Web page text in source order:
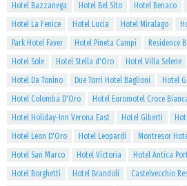
Hotel Bazzanega
Hotel Bel Sito Hotel Benaco
Hotel La Fenice
Hotel Lucia Hotel Miralago
Park Hotel Faver
Hotel Pineta Campi Residence
Hotel Sole
Hotel Stella d'Oro Hotel Villa Selene
Hotel Da Tonino
Due Torri Hotel Baglioni Hotel
Hotel Colomba D'Oro
Hotel Euromotel Croce
Hotel Holiday-Inn Verona East
Hotel Giberti
Hotel Leon D'Oro
Hotel Leopardi Montresor
Hotel San Marco
Hotel Victoria Hotel Antica
Hotel Borghetti
Hotel Brandoli
Castelvecchio